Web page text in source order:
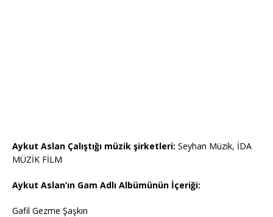
Aykut Aslan Çalıştığı müzik şirketleri: Seyhan Müzik, İDA
MÜZİK FİLM
Aykut Aslan’ın Gam Adlı Albümünün İçeriği:
Gafil Gezme Şaşkın